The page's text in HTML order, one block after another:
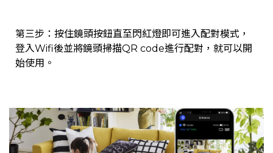
第三步：按住鏡頭按鈕直至閃紅燈即可進入配對模式，
登入Wifi後並將鏡頭掃描QR code進行配對，就可以開
始使用。